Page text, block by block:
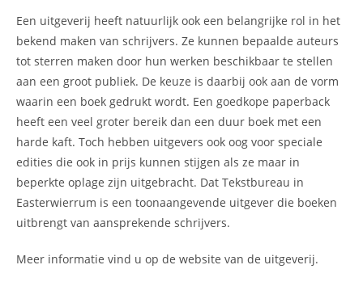
Een uitgeverij heeft natuurlijk ook een belangrijke rol in het
bekend maken van schrijvers. Ze kunnen bepaalde auteurs
tot sterren maken door hun werken beschikbaar te stellen
aan een groot publiek. De keuze is daarbij ook aan de vorm
waarin een boek gedrukt wordt. Een goedkope paperback
heeft een veel groter bereik dan een duur boek met een
harde kaft. Toch hebben uitgevers ook oog voor speciale
edities die ook in prijs kunnen stijgen als ze maar in
beperkte oplage zijn uitgebracht. Dat Tekstbureau in
Easterwierrum is een toonaangevende uitgever die boeken
uitbrengt van aansprekende schrijvers.
Meer informatie vind u op de website van de uitgeverij.